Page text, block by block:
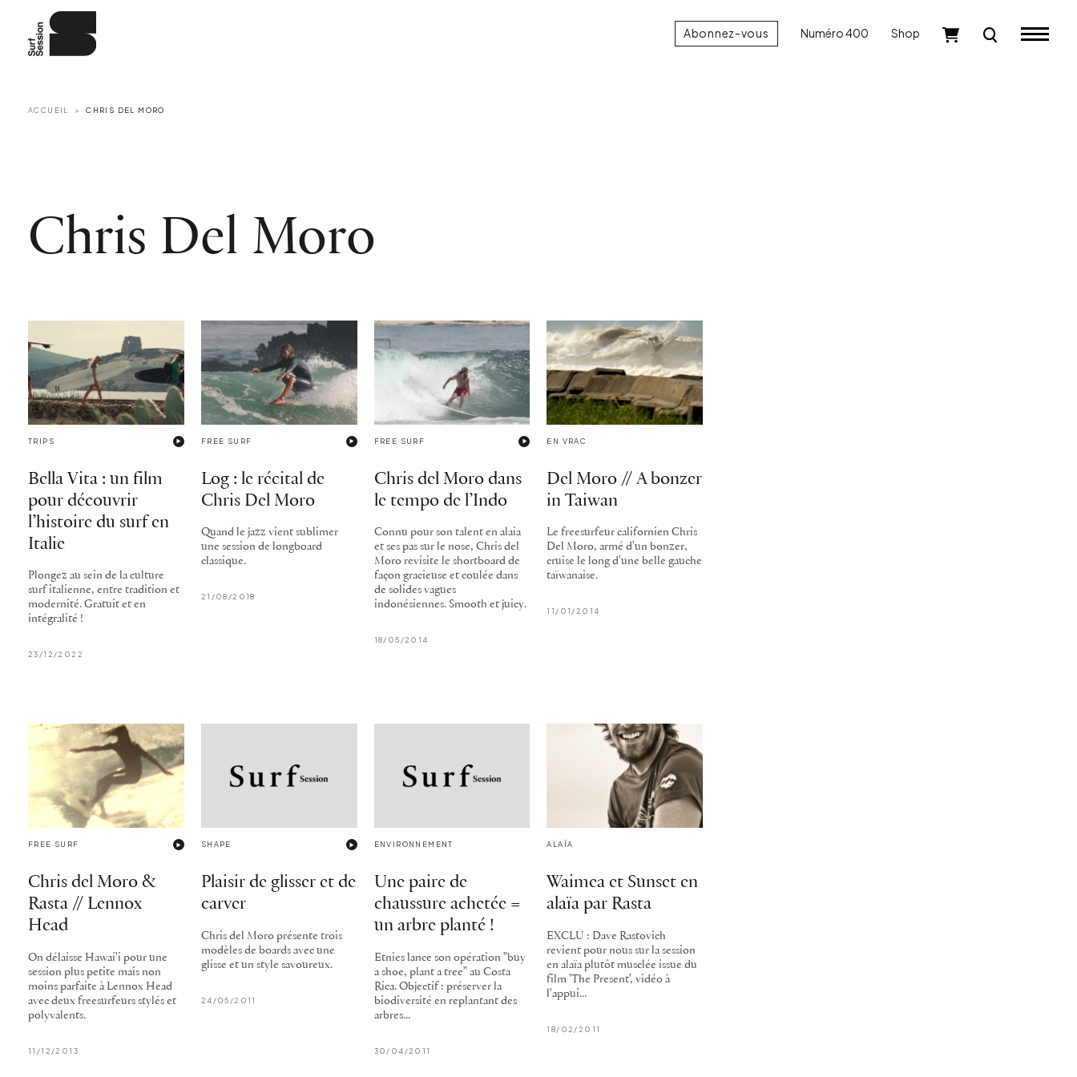
Abonnez-vous Numéro 400 Shop
ACCUEIL CHRIS DEL MORO
Chris Del Moro
TRIPS
Bella Vita : un film
pour découvrir
l’histoire du surf en
Italie
Plongez au sein de la culture
surf italienne, entre tradition et
modernité. Gratuit et en
intégralité !
23/12/2022
FREE SURF
Log : le récital de
Chris Del Moro
Quand le jazz vient sublimer
une session de longboard
classique.
21/08/2018
FREE SURF
Chris del Moro dans
le tempo de l’Indo
Connu pour son talent en alaia
et ses pas sur le nose, Chris del
Moro revisite le shortboard de
façon gracieuse et coulée dans
de solides vagues
indonésiennes. Smooth et juicy.
18/05/2014
EN VRAC
Del Moro // A bonzer
in Taiwan
Le freesurfeur californien Chris
Del Moro, armé d'un bonzer,
cruise le long d'une belle gauche
taïwanaise.
11/01/2014
FREE SURF
Chris del Moro &
Rasta // Lennox
Head
On délaisse Hawai'i pour une
session plus petite mais non
moins parfaite à Lennox Head
avec deux freesurfeurs stylés et
polyvalents.
11/12/2013
SHAPE
Plaisir de glisser et de
carver
Chris del Moro présente trois
modèles de boards avec une
glisse et un style savoureux.
24/05/2011
ENVIRONNEMENT
Une paire de
chaussure achetée =
un arbre planté !
Etnies lance son opération "buy
a shoe, plant a tree" au Costa
Rica. Objectif : préserver la
biodiversité en replantant des
arbres...
30/04/2011
ALAÏA
Waimea et Sunset en
alaïa par Rasta
EXCLU : Dave Rastovich
revient pour nous sur la session
en alaïa plutôt musclée issue du
film 'The Present', vidéo à
l'appui...
18/02/2011